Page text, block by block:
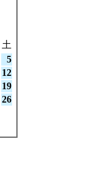
土
5
12
19
26